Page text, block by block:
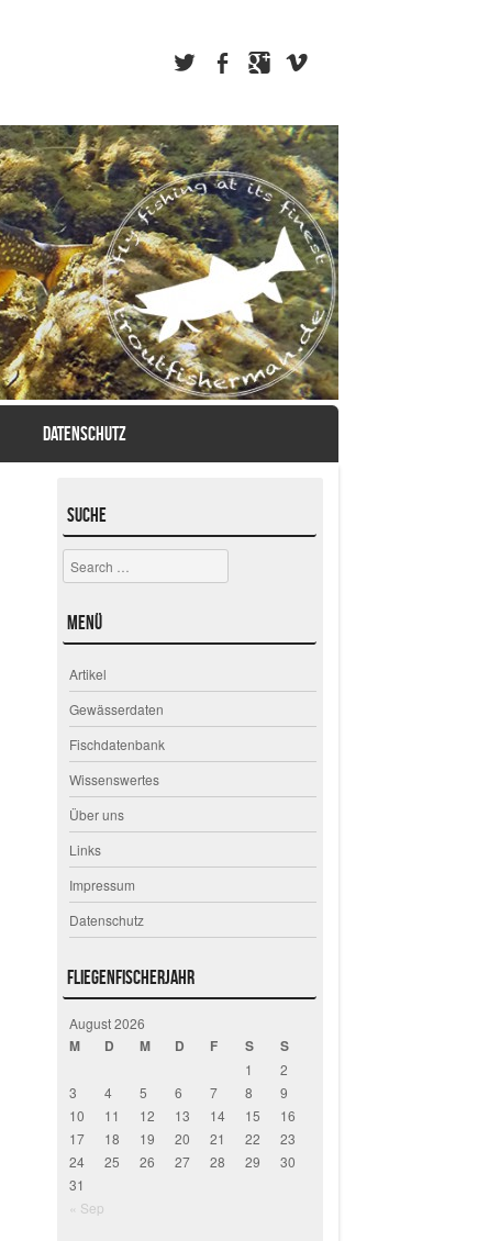
DATENSCHUTZ
Suche
Search
Menü
Artikel
Gewässerdaten
Fischdatenbank
Wissenswertes
Über uns
Links
Impressum
Datenschutz
Fliegenfischerjahr
August 2026
M D M D F S S
« Sep
1
2
3
4 5 6 7 8
9
10
11 12 13 14 15
16
17
18 19 20 21 22
23
24
25 26 27 28 29
30
31